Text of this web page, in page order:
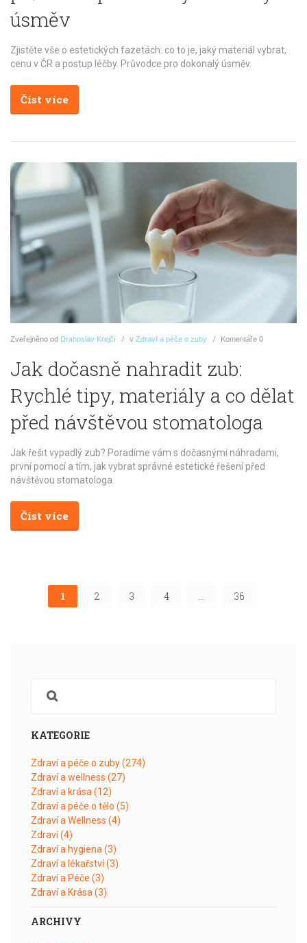
úsměv
Zjistěte vše o estetických fazetách: co to je, jaký materiál vybrat,
cenu v ČR a postup léčby. Průvodce pro dokonalý úsměv.
Číst více
Zveřejněno od Drahoslav Krejčí v Zdraví a péče o zuby Komentáře 0
Jak dočasně nahradit zub:
Rychlé tipy, materiály a co dělat
před návštěvou stomatologa
Jak řešit vypadlý zub? Poradíme vám s dočasnými náhradami,
první pomocí a tím, jak vybrat správné estetické řešení před
návštěvou stomatologa.
Číst více
1 2 3 4 … 36
KATEGORIE
Zdraví a péče o zuby(274)
Zdraví a wellness (27)
Zdraví a krása(12)
Zdraví a péče o tělo (5)
Zdraví a Wellness (4)
Zdraví(4)
Zdraví a hygiena(3)
Zdraví a lékařství(3)
Zdraví a Péče (3)
Zdraví a Krása(3)
ARCHIVY